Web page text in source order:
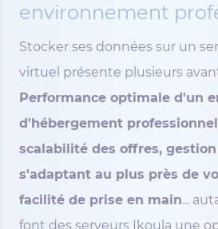
environnement
Stocker ses données sur un
virtuel présente plusieurs
Performance optimale d'un
d'hébergement
scalabilité des offres,
s'adaptant au plus près de
facilité de prise en main...
font des serveurs Ikoula une